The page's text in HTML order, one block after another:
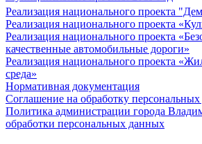
Реализация национального проекта
Реализация национального проекта
Реализация национального проекта
качественные автомобильные дороги»
Реализация национального проекта
среда»
Нормативная документация
Соглашение на обработку
Политика администрации города
обработки персональных данных